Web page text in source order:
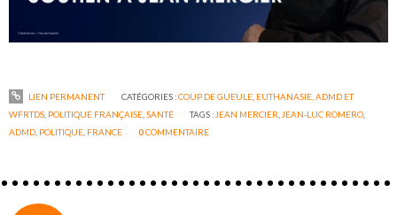
LIEN PERMANENT CATÉGORIES :COUP DE GUEULE, EUTHANASIE, ADMD ET
WFRTDS POLITIQUE FRANÇAISE ,SANTÉ TAGS : JEAN MERCIER JEAN-LUC ROMERO
ADMD POLITIQUE FRANCE 0COMMENTAIRE